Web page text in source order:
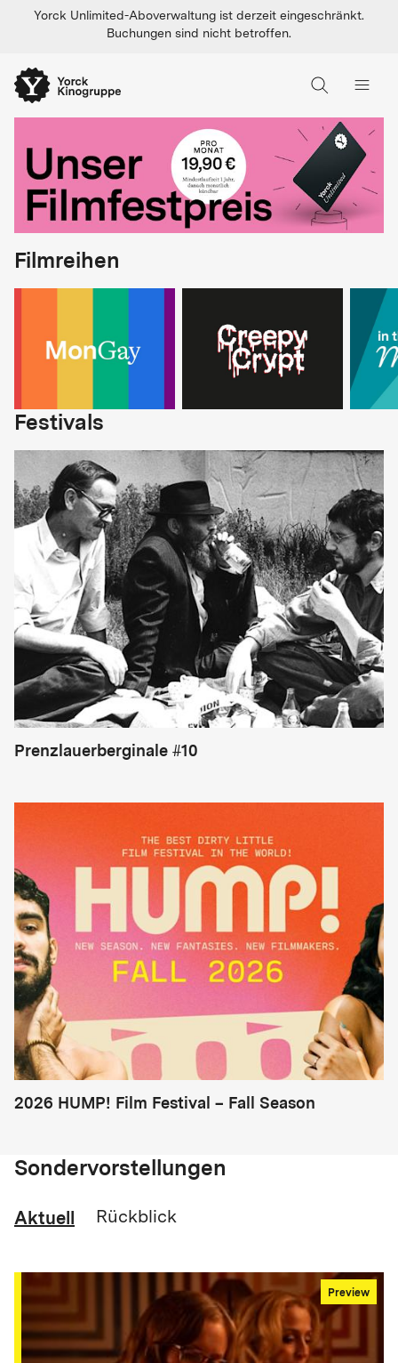
Yorck Unlimited-Aboverwaltung ist derzeit eingeschränkt.
Buchungen sind nicht betroffen.
Filmreihen
Festivals
Prenzlauerberginale #10
2026 HUMP! Film Festival – Fall Season
Sondervorstellungen
Aktuell Rückblick
Preview